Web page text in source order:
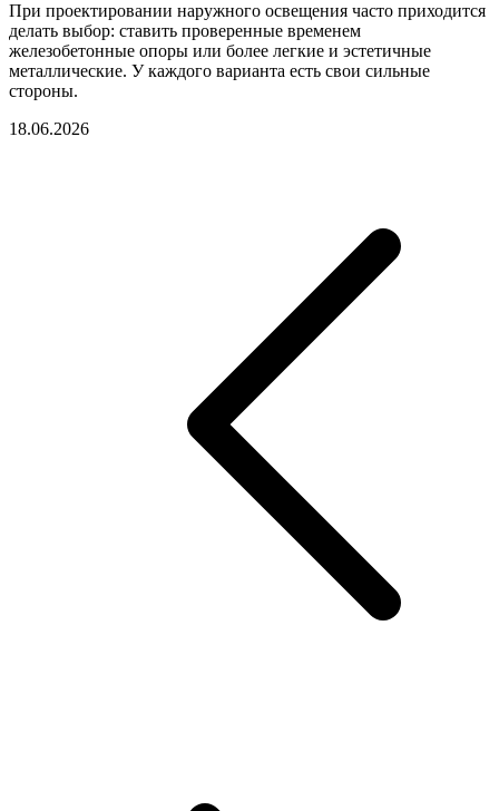
При проектировании наружного освещения часто приходится
делать выбор: ставить проверенные временем
железобетонные опоры или более легкие и эстетичные
металлические. У каждого варианта есть свои сильные
стороны.
18.06.2026